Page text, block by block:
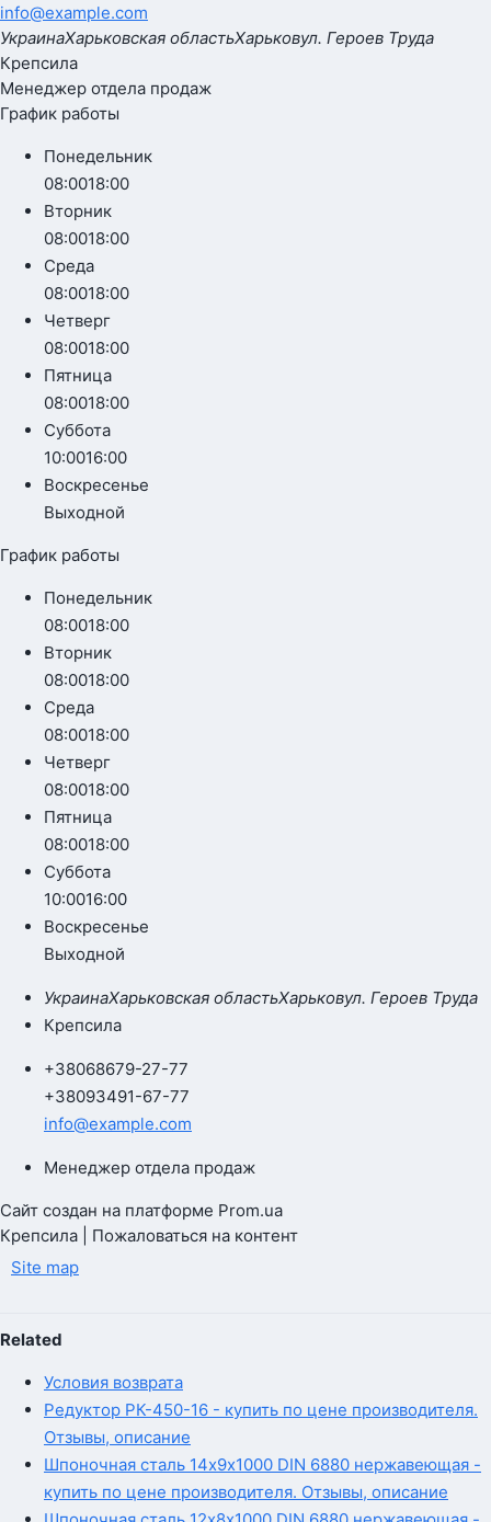
info@example.com
УкраинаХарьковская областьХарьковул. Героев Труда
Крепсила
Менеджер отдела продаж
График работы
Понедельник
08:0018:00
Вторник
08:0018:00
Среда
08:0018:00
Четверг
08:0018:00
Пятница
08:0018:00
Суббота
10:0016:00
Воскресенье
Выходной
График работы
Понедельник
08:0018:00
Вторник
08:0018:00
Среда
08:0018:00
Четверг
08:0018:00
Пятница
08:0018:00
Суббота
10:0016:00
Воскресенье
Выходной
УкраинаХарьковская областьХарьковул. Героев Труда
Крепсила
+38068679-27-77
+38093491-67-77
info@example.com
Менеджер отдела продаж
Сайт создан на платформе Prom.ua
Крепсила | Пожаловаться на контент
Site map
Related
Условия возврата
Редуктор РК-450-16 - купить по цене производителя.
Отзывы, описание
Шпоночная сталь 14х9х1000 DIN 6880 нержавеющая -
купить по цене производителя. Отзывы, описание